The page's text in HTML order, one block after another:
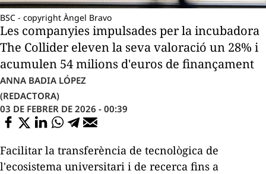
BSC - copyright Àngel Bravo
Les companyies impulsades per la incubadora
The Collider eleven la seva valoració un 28% i
acumulen 54 milions d'euros de finançament
ANNA BADIA LÓPEZ
(REDACTORA)
03 DE FEBRER DE 2026 - 00:39
Facilitar la transferència de tecnològica de
l'ecosistema universitari i de recerca fins a